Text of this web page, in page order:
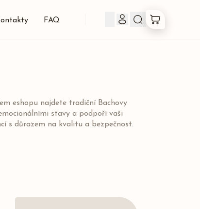
FAQ
eshopu najdete tradiční Bachovy
stavy a podpoří vaši
s důrazem na kvalitu a bezpečnost.